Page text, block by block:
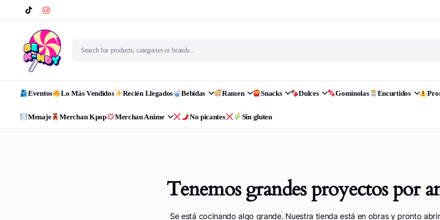
Eventos Lo Más Vendidos Recién Llegados Bebidas Ramen Snacks Dulces Gominolas Encurtidos
Menaje Merchan Kpop Merchan Anime No picantes Sin gluten
Tenemos grandes proyectos por
Se está cocinando algo grande. Nuestra tienda está en obras y pronto